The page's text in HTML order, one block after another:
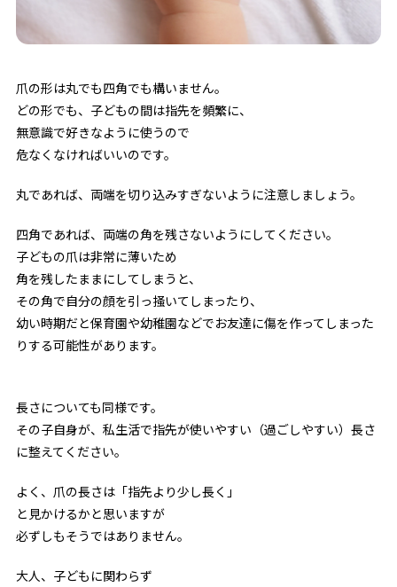
爪の形は丸でも四角でも構いません。
どの形でも、子どもの間は指先を頻繁に、
無意識で好きなように使うので
危なくなければいいのです。
丸であれば、両端を切り込みすぎないように注意しましょう。
四角であれば、両端の角を残さないようにしてください。
子どもの爪は非常に薄いため
角を残したままにしてしまうと、
その角で自分の顔を引っ掻いてしまったり、
幼い時期だと保育園や幼稚園などでお友達に傷を作ってしまった
りする可能性があります。
長さについても同様です。
その子自身が、私生活で指先が使いやすい（過ごしやすい）長さ
に整えてください。
よく、爪の長さは「指先より少し長く」
と見かけるかと思いますが
必ずしもそうではありません。
大人、子どもに関わらず